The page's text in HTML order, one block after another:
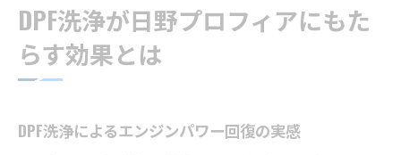
DPF洗浄が日野プロフィアにもた
らす効果とは
DPF洗浄によるエンジンパワー回復の実感